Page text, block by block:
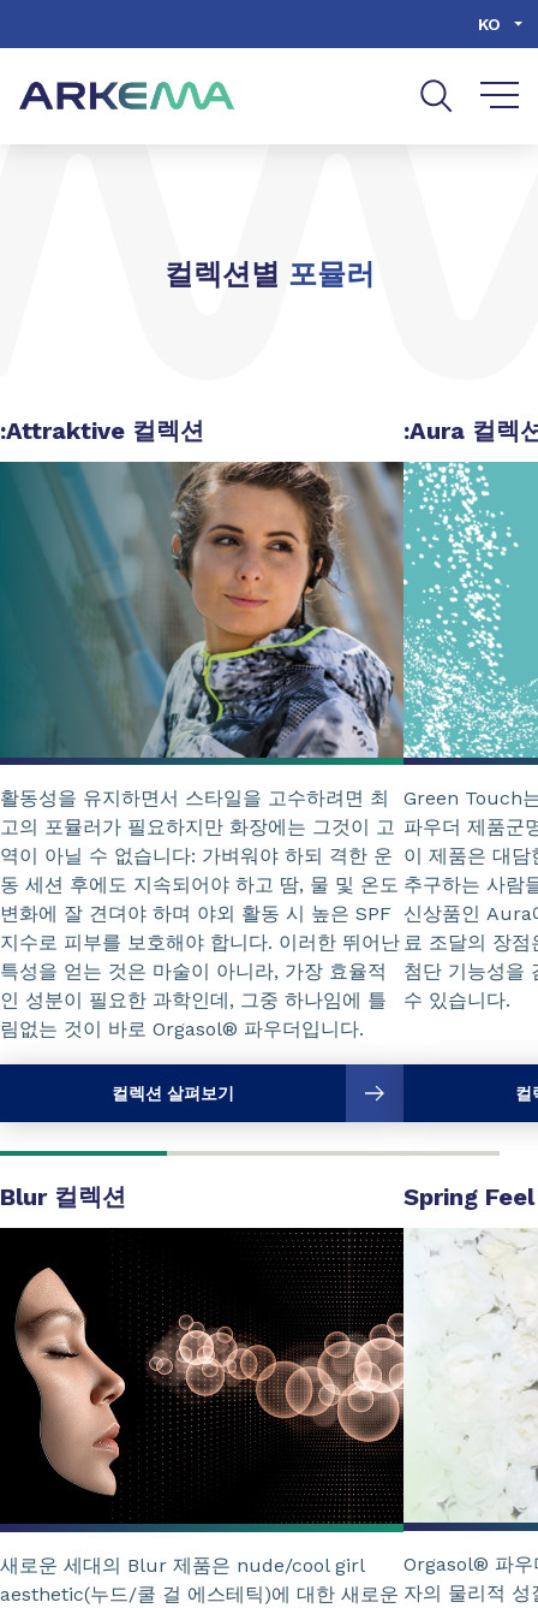
KO
컬렉션별 포뮬러
:Attraktive 컬렉션
활동성을 유지하면서 스타일을 고수하려면 최
고의 포뮬러가 필요하지만 화장에는 그것이 고
역이 아닐 수 없습니다: 가벼워야 하되 격한 운
동 세션 후에도 지속되어야 하고 땀, 물 및 온도
변화에 잘 견뎌야 하며 야외 활동 시 높은 SPF
지수로 피부를 보호해야 합니다. 이러한 뛰어난
특성을 얻는 것은 마술이 아니라, 가장 효율적
인 성분이 필요한 과학인데, 그중 하나임에 틀
림없는 것이 바로 Orgasol® 파우더입니다.
컬렉션 살펴보기
:Aura 컬렉
Green Touch
파우더 제품군
이 제품은 대
추구하는 사람
신상품인 Aura
료 조달의 장
첨단 기능성을
수 있습니다.
컬
Blur 컬렉션
새로운 세대의 Blur 제품은 nude/cool girl
aesthetic(누드/쿨 걸 에스테틱)에 대한 새로운
Spring Feel
Orgasol® 파우
자의 물리적